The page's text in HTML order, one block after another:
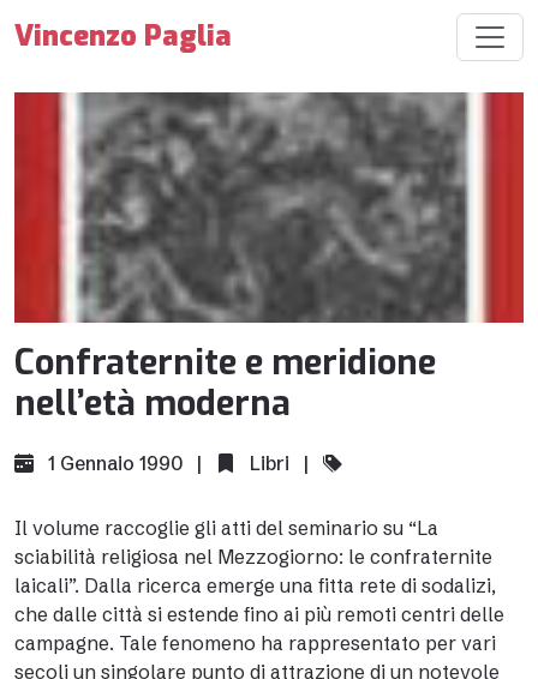
Vincenzo Paglia
Confraternite e meridione
nell’età moderna
1 Gennaio 1990 | Libri |
Il volume raccoglie gli atti del seminario su “La
sciabilità religiosa nel Mezzogiorno: le confraternite
laicali”. Dalla ricerca emerge una fitta rete di sodalizi,
che dalle città si estende fino ai più remoti centri delle
campagne. Tale fenomeno ha rappresentato per vari
secoli un singolare punto di attrazione di un notevole